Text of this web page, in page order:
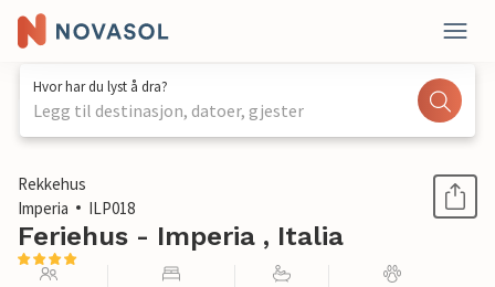
Hvor har du lyst å dra?
Legg til destinasjon, datoer, gjester
1 / 27
Rekkehus
Imperia
ILP018
Feriehus - Imperia , Italia